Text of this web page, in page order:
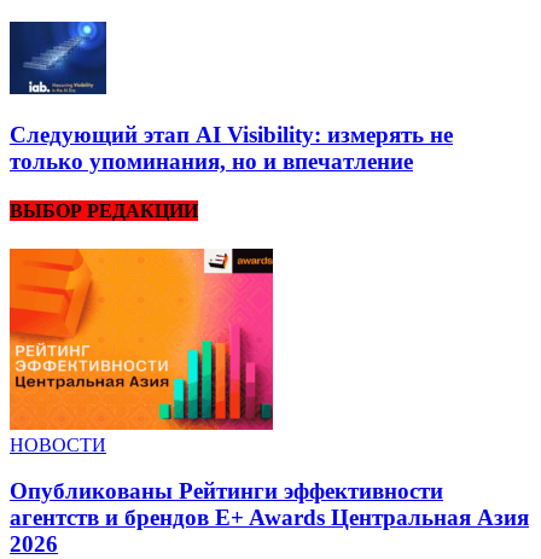
Следующий этап AI Visibility: измерять не
только упоминания, но и впечатление
ВЫБОР РЕДАКЦИИ
НОВОСТИ
Опубликованы Рейтинги эффективности
агентств и брендов E+ Awards Центральная Азия
2026